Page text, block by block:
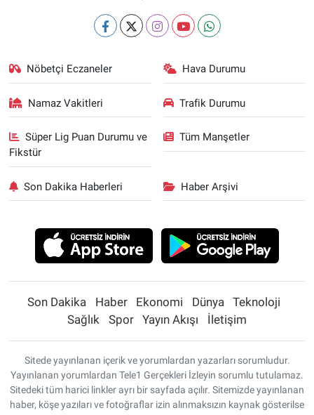
Nöbetçi Eczaneler Hava Durumu
Namaz Vakitleri Trafik Durumu
Süper Lig Puan Durumu ve
Fikstür
Tüm Manşetler
Son Dakika Haberleri Haber Arşivi
Son Dakika Haber Ekonomi Dünya
Teknoloji
Sağlık
Spor Yayın Akışı İletişim
Sitede yayınlanan içerik ve yorumlardan yazarları sorumludur.
Yayınlanan yorumlardan Tele1 Gerçekleri İzleyin sorumlu tutulamaz.
Sitedeki tüm harici linkler ayrı bir sayfada açılır. Sitemizde yayınlanan
haber, köşe yazıları ve fotoğraflar izin alınmaksızın kaynak gösterilse